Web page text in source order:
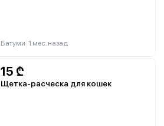
Батуми 1 мес. назад
15 ₾
Щетка-расческа для кошек